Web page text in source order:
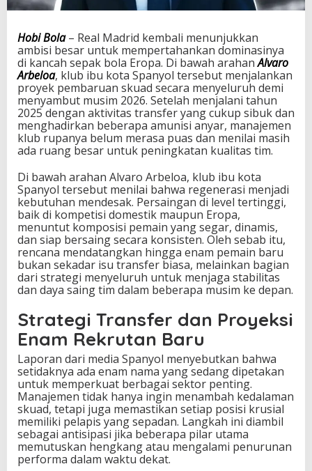
v
l
u
s
R
e
a
l
M
a
r
i
d
D
e
n
g
a
n
B
i
t
a
n
g
B
a
r
u
Hobi Bola– Real Madrid kembali menunjukkan
ambisi besar untuk mempertahankan dominasinya
di kancah sepak bola Eropa. Di bawah arahanAlvaro
Arbeloa, klub ibu kota Spanyol tersebut menjalankan
proyek pembaruan skuad secara menyeluruh demi
menyambut musim 2026. Setelah menjalani tahun
2025 dengan aktivitas transfer yang cukup sibuk dan
menghadirkan beberapa amunisi anyar, manajemen
klub rupanya belum merasa puas dan menilai masih
ada ruang besar untuk peningkatan kualitas tim.
Di bawah arahan Alvaro Arbeloa, klub ibu kota
Spanyol tersebut menilai bahwa regenerasi menjadi
kebutuhan mendesak. Persaingan di level tertinggi,
baik di kompetisi domestik maupun Eropa,
menuntut komposisi pemain yang segar, dinamis,
dan siap bersaing secara konsisten. Oleh sebab itu,
rencana mendatangkan hingga enam pemain baru
bukan sekadar isu transfer biasa, melainkan bagian
dari strategi menyeluruh untuk menjaga stabilitas
dan daya saing tim dalam beberapa musim ke depan.
Strategi Transfer dan Proyeksi
Enam Rekrutan Baru
Laporan dari media Spanyol menyebutkan bahwa
setidaknya ada enam nama yang sedang dipetakan
untuk memperkuat berbagai sektor penting.
Manajemen tidak hanya ingin menambah kedalaman
skuad, tetapi juga memastikan setiap posisi krusial
memiliki pelapis yang sepadan. Langkah ini diambil
sebagai antisipasi jika beberapa pilar utama
memutuskan hengkang atau mengalami penurunan
performa dalam waktu dekat.